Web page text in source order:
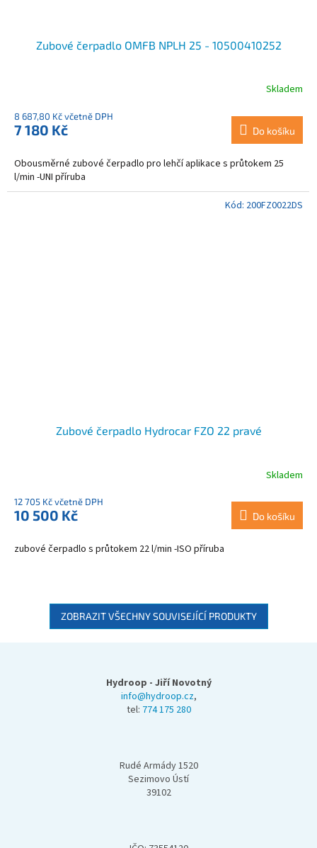
Zubové čerpadlo OMFB NPLH 25 - 10500410252
Skladem
8 687,80 Kč včetně DPH
7 180 Kč Do košíku
Obousměrné zubové čerpadlo pro lehčí aplikace s průtokem 25
l/min -UNI příruba
Zubové čerpadlo Hydrocar FZO 22 pravé
Skladem
12 705 Kč včetně DPH
10 500 Kč Do košíku
zubové čerpadlo s průtokem 22 l/min -ISO příruba
Kód: 200FZ0022DS
ZOBRAZIT VŠECHNY SOUVISEJÍCÍ PRODUKTY
Hydroop - Jiří Novotný
info@hydroop.cz,
tel: 774 175 280
Rudé Armády 1520
Sezimovo Ústí
39102